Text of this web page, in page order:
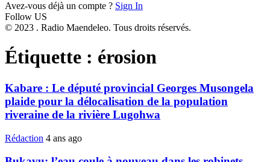
Avez-vous déjà un compte ? Sign In
Follow US
© 2023 . Radio Maendeleo. Tous droits réservés.
Étiquette : érosion
Kabare : Le député provincial Georges Musongela
plaide pour la délocalisation de la population
riveraine de la rivière Lugohwa
Rédaction 4 ans ago